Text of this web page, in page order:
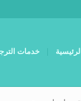
الرئيسية خدمات